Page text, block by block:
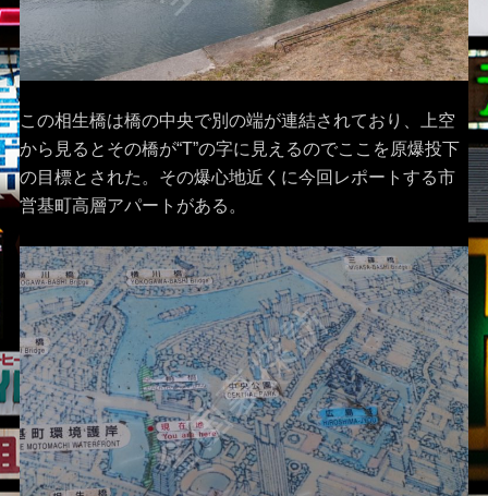
この相生橋は橋の中央で別の端が連結されており、上空
から見るとその橋が“T”の字に見えるのでここを原爆投下
の目標とされた。その爆心地近くに今回レポートする市
営基町高層アパートがある。